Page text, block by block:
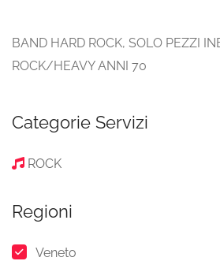
BAND HARD ROCK, SOLO PEZZI
ROCK/HEAVY ANNI 70
Categorie Servizi
ROCK
Regioni
Veneto